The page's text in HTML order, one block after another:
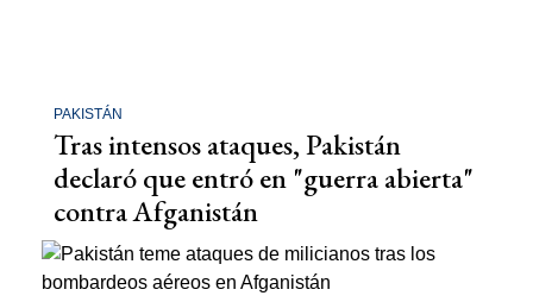
PAKISTÁN
Tras intensos ataques, Pakistán
declaró que entró en "guerra abierta"
contra Afganistán